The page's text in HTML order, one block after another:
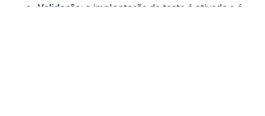
Validação: a implantação de teste é ativada e é